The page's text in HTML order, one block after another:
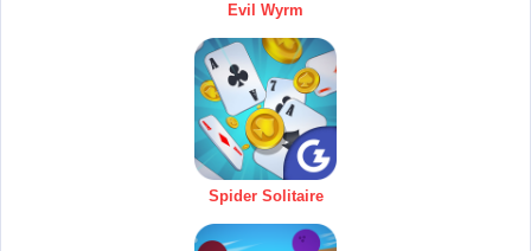
Evil Wyrm
Spider Solitaire